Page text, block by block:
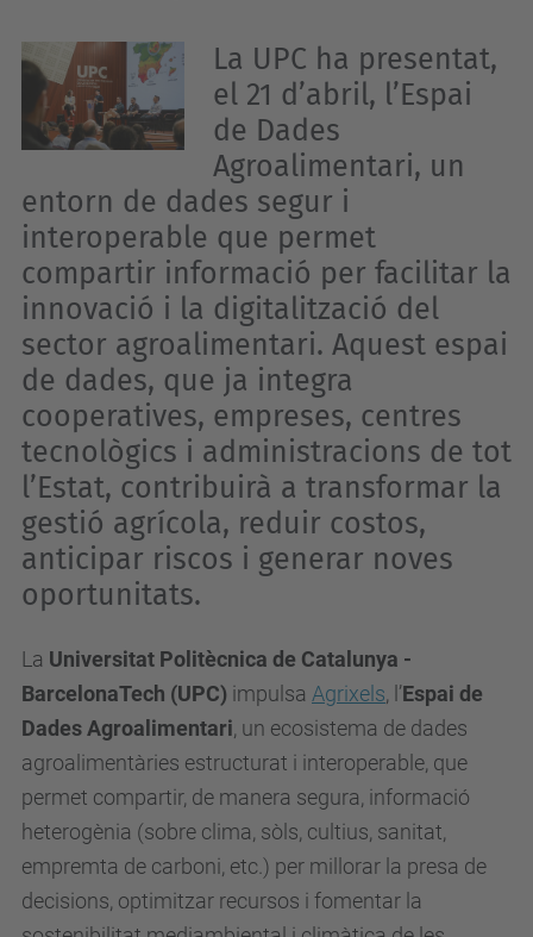
La UPC ha presentat,
el 21 d’abril, l’Espai
de Dades
Agroalimentari, un
entorn de dades segur i
interoperable que permet
compartir informació per facilitar la
innovació i la digitalització del
sector agroalimentari. Aquest espai
de dades, que ja integra
cooperatives, empreses, centres
tecnològics i administracions de tot
l’Estat, contribuirà a transformar la
gestió agrícola, reduir costos,
anticipar riscos i generar noves
oportunitats.
La Universitat Politècnica de Catalunya -
BarcelonaTech (UPC) impulsa Agrixels, l’Espai de
Dades Agroalimentari, un ecosistema de dades
agroalimentàries estructurat i interoperable, que
permet compartir, de manera segura, informació
heterogènia (sobre clima, sòls, cultius, sanitat,
empremta de carboni, etc.) per millorar la presa de
decisions, optimitzar recursos i fomentar la